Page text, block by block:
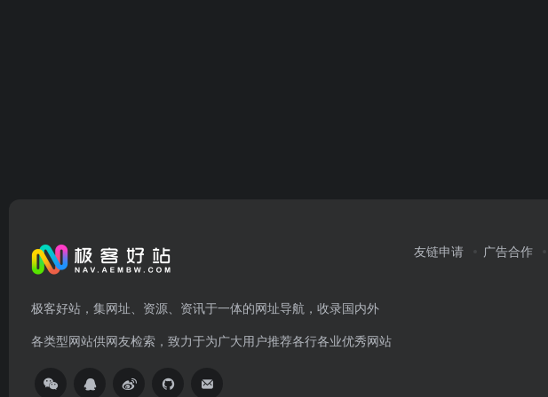
极客好站，集网址、资源、资讯于一体的网址导航，收录国内外
各类型网站供网友检索，致力于为广大用户推荐各行各业优秀网站
友链申请 广告合作